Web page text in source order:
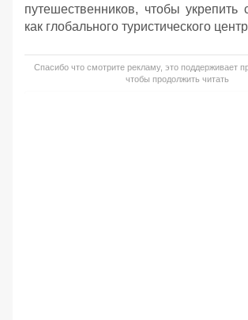
путешественников, чтобы укрепить
как глобального туристического
Спасибо что смотрите рекламу, это поддерживает
чтобы продолжить читать